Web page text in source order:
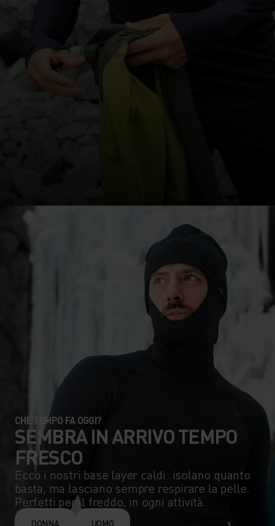
CHE TEMPO FA OGGI?
SEMBRA IN ARRIVO TEMPO
FRESCO
Ecco i nostri base layer caldi: isolano quanto
basta, ma lasciano sempre respirare la pelle.
Perfetti per il freddo, in ogni attività.
DONNA UOMO